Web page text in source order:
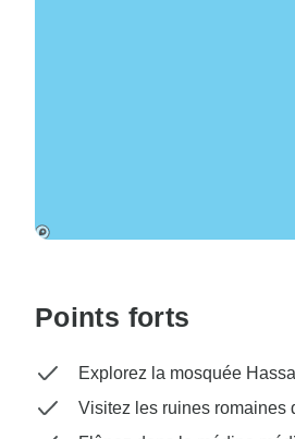
Points forts
Explorez la mosquée
Visitez les ruines romaines